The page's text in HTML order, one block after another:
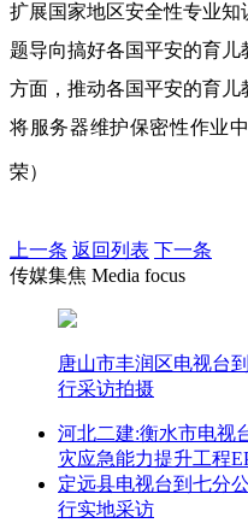
扩展国家地区安全性专业
题导向搞好各国平安的育
方面，推动各国平安的育
将服务器维护保密性作业
荣）
上一条 返回列表 下一条
传媒集焦 Media focus
唐山市丰润区电视台
行采访拍摄
河北二建:衡水市电视
灾应急能力提升工程
定远县电视台到七分
行实地采访